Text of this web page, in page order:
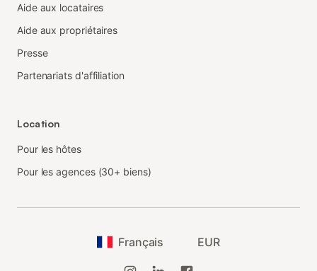
Aide aux locataires
Aide aux propriétaires
Presse
Partenariats d'affiliation
Location
Pour les hôtes
Pour les agences (30+ biens)
Français EUR